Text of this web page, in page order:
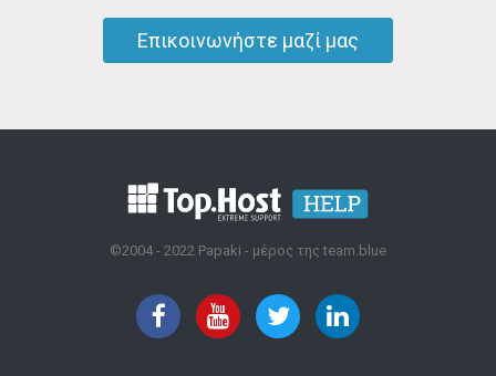
Επικοινωνήστε μαζί μας
©2004 - 2022 Papaki - μέρος της team.blue